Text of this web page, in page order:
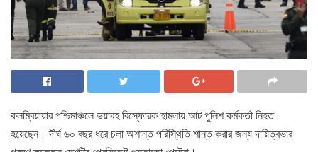
কলম্বিয়ায়ার পশ্চিমাঞ্চলে ভয়াবহ বিস্ফোরক হামলায় আট পুলিশ কর্মকর্তা নিহত
হয়েছেন। দীর্ঘ ৬০ বছর ধরে চলা অশান্ত পরিস্থিতি শান্ত করার জন্য দায়িত্বভার